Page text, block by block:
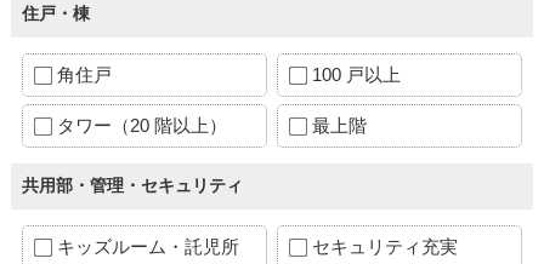
住戸・棟
角住戸 100 戸以上
タワー（20 階以上） 最上階
共用部・管理・セキュリティ
キッズルーム・託児所 セキュリティ充実